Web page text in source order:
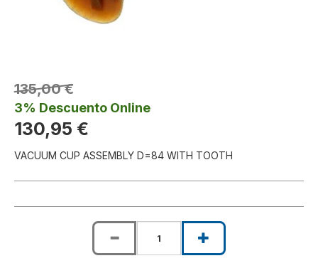
135,00 €
3% Descuento Online
130,95 €
VACUUM CUP ASSEMBLY D=84 WITH TOOTH